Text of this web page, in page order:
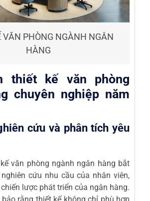
VĂN PHÒNG NGÀNH NGÂN
HÀNG
thiết kế văn phòng
chuyên nghiệp năm
cứu và phân tích yêu
văn phòng ngành ngân hàng bắt
cứu nhu cầu của nhân viên,
lược phát triển của ngân hàng.
rằng thiết kế không chỉ phù hợp